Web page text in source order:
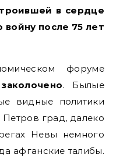
в сердце
после 75 лет
форуме
. Былые
видные политики
град, далеко
Невы немного
афганские талибы.